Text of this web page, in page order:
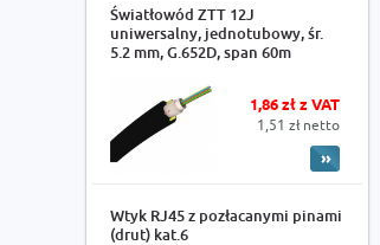
Światłowód ZTT 12J
uniwersalny, jednotubowy, śr.
5.2 mm, G.652D, span 60m
1,86 zł z VAT
1,51 zł netto
Wtyk RJ45 z pozłacanymi pinami
(drut) kat.6